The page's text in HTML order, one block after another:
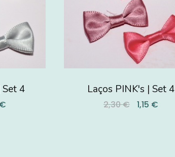
Set 4 Laços PINK's | Set 4
2,30 € 1,15 €